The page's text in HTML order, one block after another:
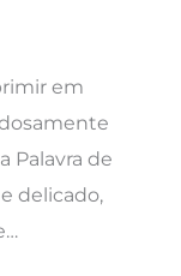
em
Palavra de
delicado,